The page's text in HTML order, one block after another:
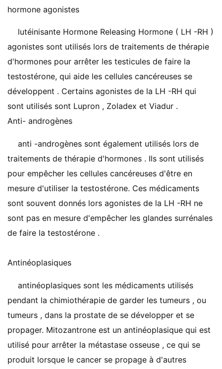
hormone agonistes
lutéinisante Hormone Releasing Hormone ( LH -RH )
agonistes sont utilisés lors de traitements de thérapie
d'hormones pour arrêter les testicules de faire la
testostérone, qui aide les cellules cancéreuses se
développent . Certains agonistes de la LH -RH qui
sont utilisés sont Lupron , Zoladex et Viadur .
Anti- androgènes
anti -androgènes sont également utilisés lors de
traitements de thérapie d'hormones . Ils sont utilisés
pour empêcher les cellules cancéreuses d'être en
mesure d'utiliser la testostérone. Ces médicaments
sont souvent donnés lors agonistes de la LH -RH ne
sont pas en mesure d'empêcher les glandes surrénales
de faire la testostérone .
Antinéoplasiques
antinéoplasiques sont les médicaments utilisés
pendant la chimiothérapie de garder les tumeurs , ou
tumeurs , dans la prostate de se développer et se
propager. Mitozantrone est un antinéoplasique qui est
utilisé pour arrêter la métastase osseuse , ce qui se
produit lorsque le cancer se propage à d'autres